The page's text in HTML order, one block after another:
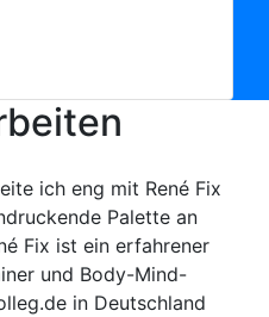
ich eng mit René Fix
Palette an
Fix ist ein erfahrener
und Body-Mind-
in Deutschland